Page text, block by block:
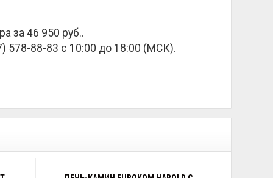
за 46 950 руб..
578-88-83 с 10:00 до 18:00 (МСК).